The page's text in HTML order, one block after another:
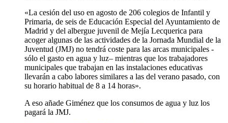
«La cesión del uso en agosto de 206 colegios de Infantil y
Primaria, de seis de Educación Especial del Ayuntamiento de
Madrid y del albergue juvenil de Mejía Lecquerica para
acoger algunas de las actividades de la Jornada Mundial de la
Juventud (JMJ) no tendrá coste para las arcas municipales -
sólo el gasto en agua y luz– mientras que los trabajadores
municipales que trabajan en las instalaciones educativas
llevarán a cabo labores similares a las del verano pasado, con
su horario habitual de 8 a 14 horas».
A eso añade Giménez que los consumos de agua y luz los
pagará la JMJ.